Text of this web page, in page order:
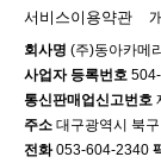
서비스이용약관
회사명 (주)동아카메
사업자 등록번호
통신판매업신고번호
주소 대구광역시 북
전화053-604-2340